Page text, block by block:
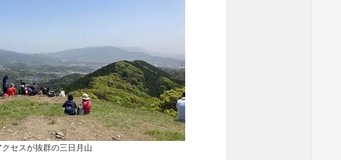
スが抜群の三日月山